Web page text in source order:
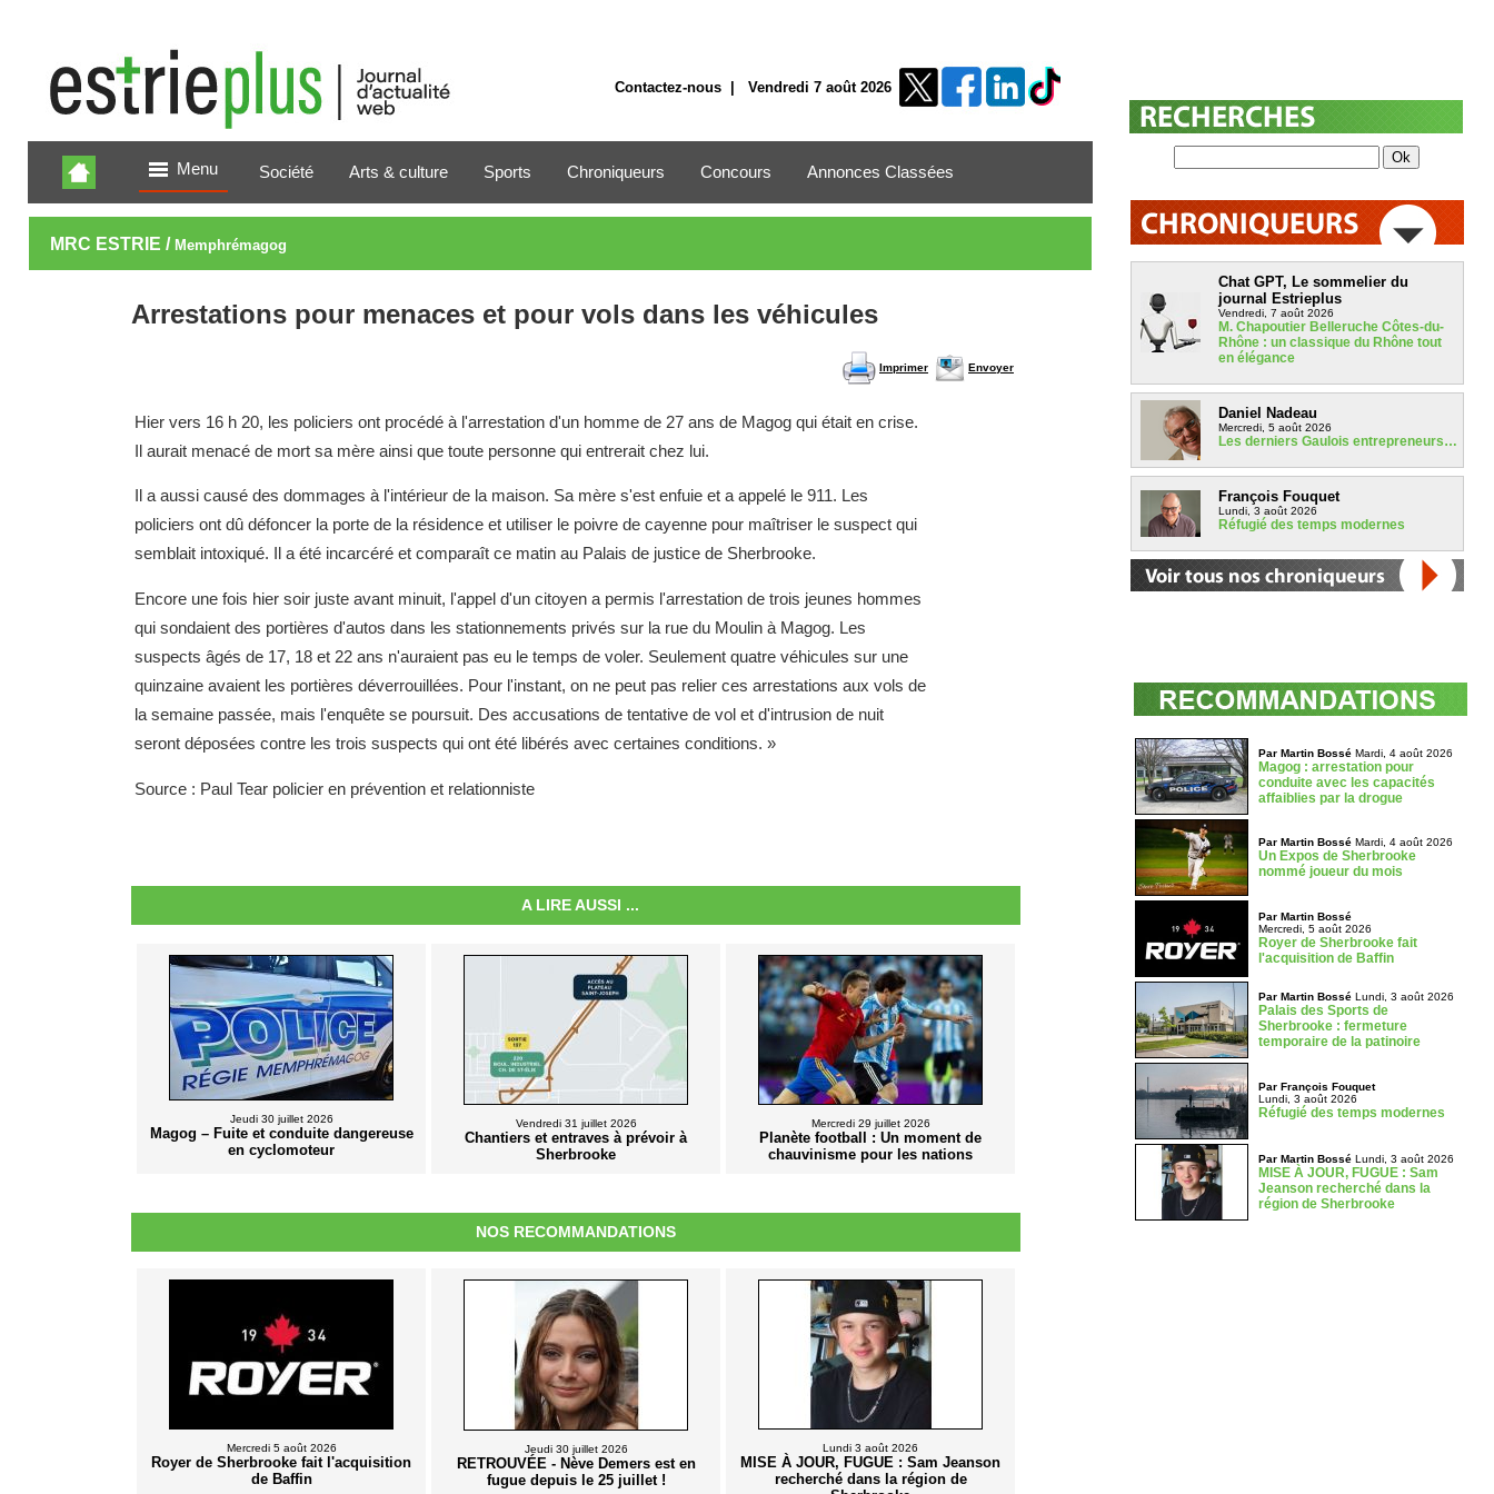
Contactez-nous| Vendredi 7 août 2026
Menu Société Arts & culture Sports Chroniqueurs Concours Annonces Classées
MRC ESTRIE / Memphrémagog
Arrestations pour menaces et pour vols dans les véhicules
Imprimer Envoyer
Hier vers 16 h 20, les policiers ont procédé à l'arrestation d'un homme de 27 ans de Magog qui était en crise.
Il aurait menacé de mort sa mère ainsi que toute personne qui entrerait chez lui.
Il a aussi causé des dommages à l'intérieur de la maison. Sa mère s'est enfuie et a appelé le 911. Les
policiers ont dû défoncer la porte de la résidence et utiliser le poivre de cayenne pour maîtriser le suspect qui
semblait intoxiqué. Il a été incarcéré et comparaît ce matin au Palais de justice de Sherbrooke.
Encore une fois hier soir juste avant minuit, l'appel d'un citoyen a permis l'arrestation de trois jeunes hommes
qui sondaient des portières d'autos dans les stationnements privés sur la rue du Moulin à Magog. Les
suspects âgés de 17, 18 et 22 ans n'auraient pas eu le temps de voler. Seulement quatre véhicules sur une
quinzaine avaient les portières déverrouillées. Pour l'instant, on ne peut pas relier ces arrestations aux vols de
la semaine passée, mais l'enquête se poursuit. Des accusations de tentative de vol et d'intrusion de nuit
seront déposées contre les trois suspects qui ont été libérés avec certaines conditions. »
Source : Paul Tear policier en prévention et relationniste
A LIRE AUSSI ...
Jeudi 30 juillet 2026
Magog – Fuite et conduite dangereuse
en cyclomoteur
Vendredi 31 juillet 2026
Chantiers et entraves à prévoir à
Sherbrooke
Mercredi 29 juillet 2026
Planète football : Un moment de
chauvinisme pour les nations
NOS RECOMMANDATIONS
Mercredi 5 août 2026
Royer de Sherbrooke fait l'acquisition
de Baffin
Jeudi 30 juillet 2026
RETROUVÉE - Nève Demers est en
fugue depuis le 25 juillet !
Lundi 3 août 2026
MISE À JOUR, FUGUE : Sam Jeanson
recherché dans la région de
Chat GPT, Le sommelier du
journal Estrieplus
Vendredi, 7 août 2026
M. Chapoutier Belleruche Côtes-du-
Rhône : un classique du Rhône tout
en élégance
Daniel Nadeau
Mercredi, 5 août 2026
Les derniers Gaulois entrepreneurs…
François Fouquet
Lundi, 3 août 2026
Réfugié des temps modernes
Par Martin BosséMardi, 4 août 2026
Magog : arrestation pour
conduite avec les capacités
affaiblies par la drogue
Par Martin BosséMardi, 4 août 2026
Un Expos de Sherbrooke
nommé joueur du mois
Par Martin Bossé
Mercredi, 5 août 2026
Royer de Sherbrooke fait
l'acquisition de Baffin
Par Martin BosséLundi, 3 août 2026
Palais des Sports de
Sherbrooke : fermeture
temporaire de la patinoire
Par François Fouquet
Lundi, 3 août 2026
Réfugié des temps modernes
Par Martin BosséLundi, 3 août 2026
MISE À JOUR, FUGUE : Sam
Jeanson recherché dans la
région de Sherbrooke